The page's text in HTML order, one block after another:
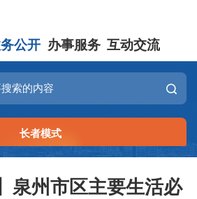
公开 办事服务 互动交流
长者模式
泉州市区主要生活必